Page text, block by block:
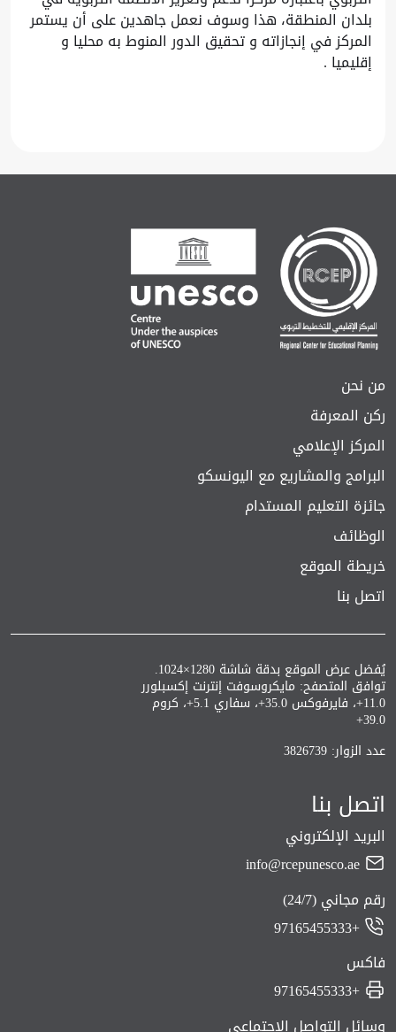
بلدان المنطقة، هذا وسوف نعمل جاهدين على أن يستمر
المركز في إنجازاته و تحقيق الدور المنوط به محليا و
إقليميا .
من نحن
ركن المعرفة
المركز الإعلامي
البرامج والمشاريع مع اليونسكو
جائزة التعليم المستدام
الوظائف
خريطة الموقع
اتصل بنا
يُفضل عرض الموقع بدقة شاشة 1280×1024.
توافق المتصفح: مايكروسوفت إنترنت إكسبلورر
11.0+، فايرفوكس 35.0+، سفاري 5.1+، كروم
39.0+
عدد الزوار: 3826739
اتصل بنا
البريد الإلكتروني
info@rcepunesco.ae
رقم مجاني (24/7)
+97165455333
فاكس
+97165455333
وسائل التواصل الاجتماعي